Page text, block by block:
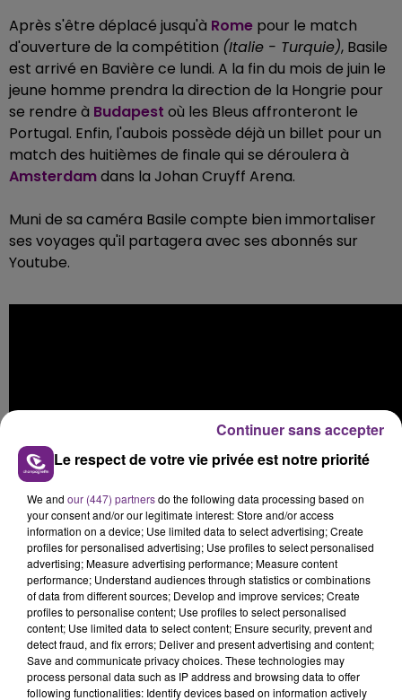
Après s'être déplacé jusqu'à Rome pour le match
d'ouverture de la compétition (Italie - Turquie), Basile
est arrivé en Bavière ce lundi. A la fin du mois de juin le
jeune homme prendra la direction de la Hongrie pour
se rendre à Budapest où les Bleus affronteront le
Portugal. Enfin, l'aubois possède déjà un billet pour un
match des huitièmes de finale qui se déroulera à
Amsterdamdans la Johan Cruyff Arena.
Muni de sa caméra Basile compte bien immortaliser
ses voyages qu'il partagera avec ses abonnés sur
Youtube.
FIL D'ACTUS
Le respect de votre vie privée est notre priorité
We and our (447) partnersdo the following data processing based on
your consent and/or our legitimate interest: Store and/or access
information on a device; Use limited data to select advertising; Create
profiles for personalised advertising; Use profiles to select personalised
advertising; Measure advertising performance; Measure content
performance; Understand audiences through statistics or combinations
of data from different sources; Develop and improve services; Create
profiles to personalise content; Use profiles to select personalised
content; Use limited data to select content; Ensure security, prevent and
detect fraud, and fix errors; Deliver and present advertising and content;
Save and communicate privacy choices. These technologies may
process personal data such as IP address and browsing data to offer
following functionalities: Identify devices based on information actively
Continuer sans accepter